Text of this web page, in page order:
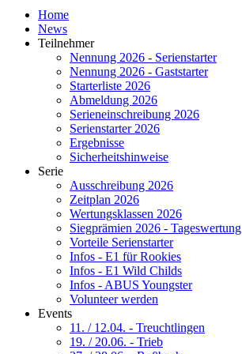
Home
News
Teilnehmer
Nennung 2026 - Serienstarter
Nennung 2026 - Gaststarter
Starterliste 2026
Abmeldung 2026
Serieneinschreibung 2026
Serienstarter 2026
Ergebnisse
Sicherheitshinweise
Serie
Ausschreibung 2026
Zeitplan 2026
Wertungsklassen 2026
Siegprämien 2026 - Tageswertung
Vorteile Serienstarter
Infos - E1 für Rookies
Infos - E1 Wild Childs
Infos - ABUS Youngster
Volunteer werden
Events
11. / 12.04. - Treuchtlingen
19. / 20.06. - Trieb